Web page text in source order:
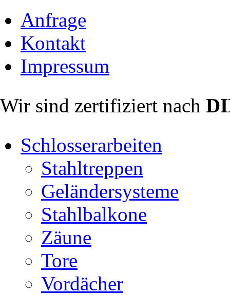
Anfrage
Kontakt
Impressum
Wir sind zertifiziert nach
Schlosserarbeiten
Stahltreppen
Geländersysteme
Stahlbalkone
Zäune
Tore
Vordächer